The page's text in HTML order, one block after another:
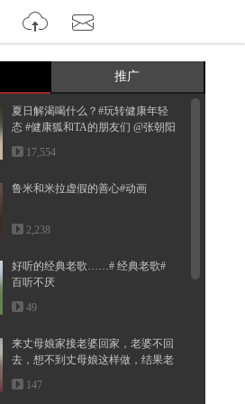
推广
夏日解渴喝什么？#玩转健康年轻
态 #健康狐和TA的朋友们 @张朝阳
@...
17,554
鲁米和米拉虚假的善心#动画
2,238
好听的经典老歌……# 经典老歌#
百听不厌
49
来丈母娘家接老婆回家，老婆不回
去，想不到丈母娘这样做，结果老
婆...
147